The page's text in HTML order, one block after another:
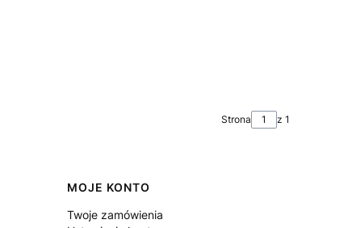
Strona z 1
MOJE KONTO
Twoje zamówienia